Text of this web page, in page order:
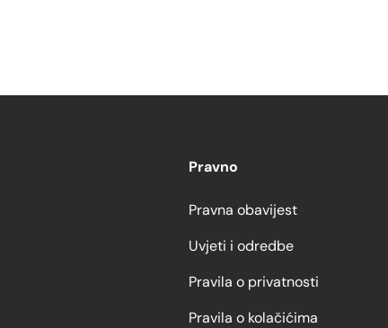
Pravno
Pravna obavijest
Uvjeti i odredbe
Pravila o privatnosti
Pravila o kolačićima